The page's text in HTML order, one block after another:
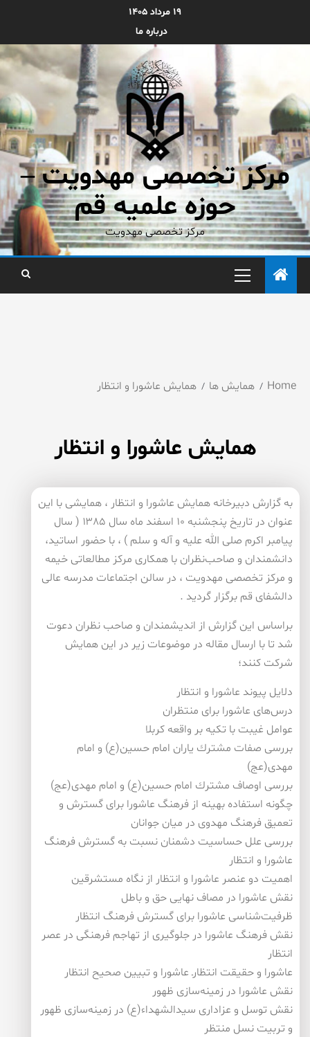
۱۹ مرداد ۱۴۰۵
درباره ما
مرکز تخصصی مهدویت –
حوزه علمیه قم
مرکز تخصصی مهدویت
Home همایش ها همایش عاشورا و انتظار
همایش عاشورا و انتظار
به گزارش دبیرخانه همایش عاشورا و انتظار ، همایشی با این
عنوان در تاریخ پنجشنبه ۱۰ اسفند ماه سال ۱۳۸۵ ( سال
پیامبر اكرم صلی الله علیه و آله و سلم ) ، با حضور اساتيد،
دانشمندان و صاحب‌نظران با همكاری مركز مطالعاتی خیمه
و مركز تخصصی مهدویت ، در سالن اجتماعات مدرسه عالی
دالشفای قم برگزار گردید .
براساس این گزارش از اندیشمندان و صاحب نظران دعوت
شد تا با ارسال مقاله در موضوعات زیر در این همایش
شركت كنند؛
دلایل پیوند عاشورا و انتظار
درس‌های عاشورا برای منتظران
عوامل غیبت با تكیه بر واقعه كربلا
بررسی صفات مشترك یاران امام حسین(ع) و امام
مهدی(عج)
بررسی اوصاف مشترك امام حسین(ع) و امام مهدی(عج)
چگونه استفاده بهینه از فرهنگ عاشورا برای گسترش و
تعمیق فرهنگ مهدوی در میان جوانان
بررسی علل حساسیت دشمنان نسبت به گسترش فرهنگ
عاشورا و انتظار
اهمیت دو عنصر عاشورا و انتظار از نگاه مستشرقین
نقش عاشورا در مصاف نهایی حق و باطل
ظرفیت‌شناسی عاشورا برای گسترش فرهنگ انتظار
نقش فرهنگ عاشورا در جلوگیری از تهاجم فرهنگی در عصر
انتظار
عاشورا و حقیقت انتظارـ عاشورا و تبیین صحیح انتظار
نقش عاشورا در زمینه‌سازی ظهور
نقش توسل و عزاداری سیدالشهداء(ع) در زمینه‌سازی ظهور
و تربیت نسل منتظر